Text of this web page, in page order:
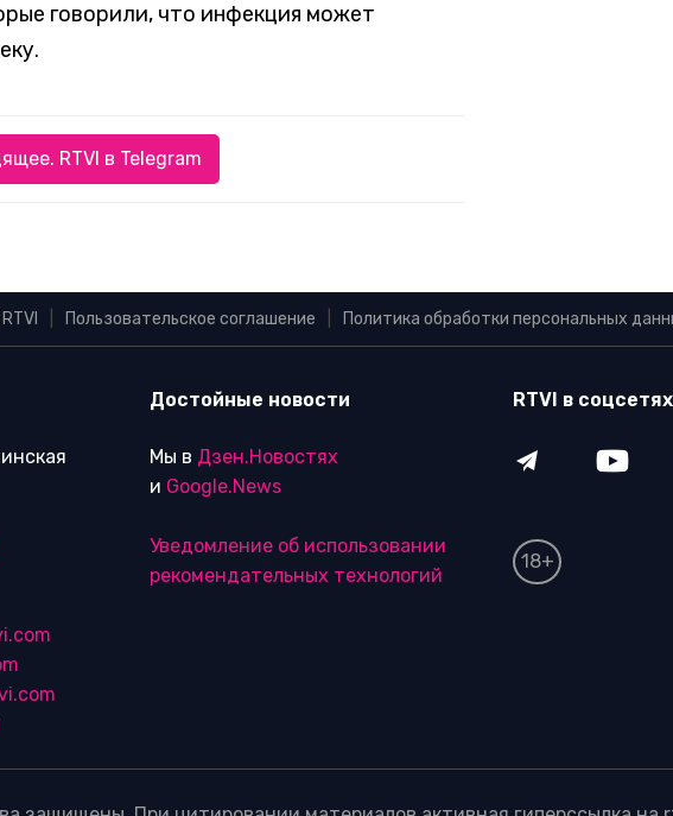
говорили, что инфекция может
RTVI в Telegram
Пользовательское соглашение Политика обработки персональных
Достойные новости
Мы в Дзен.Новостях
и Google.News
Уведомление об использовании
рекомендательных технологий
RTVI в соцсетях
18+